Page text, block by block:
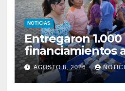
NOTICIAS
Entregaron 1.000
financiamientos
empresarios en
AGOSTO 8, 2026